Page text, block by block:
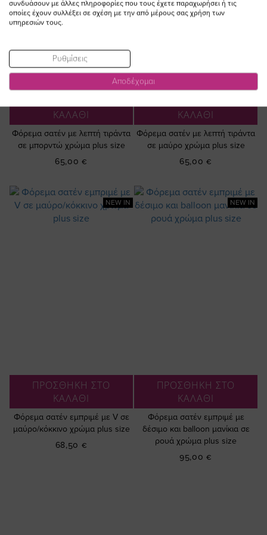
ΚΑΛΑΘΙ
Φόρεμα σατέν με λεπτή τιράντα
σε μπορντώ χρώμα plus size
65,00 €
ΚΑΛΑΘΙ
Φόρεμα σατέν με λεπτή τιράντα
σε μαύρο χρώμα plus size
65,00 €
NEW IN
ΠΡΟΣΘΗΚΗ ΣΤΟ
ΚΑΛΑΘΙ
Φόρεμα σατέν εμπριμέ με V σε
μαύρο/κόκκινο χρώμα plus size
68,50 €
NEW IN
ΠΡΟΣΘΗΚΗ ΣΤΟ
ΚΑΛΑΘΙ
Φόρεμα σατέν εμπριμέ με
δέσιμο και balloon μανίκια σε
ρουά χρώμα plus size
95,00 €
συνδυάσουν με άλλες πληροφορίες που τους έχετε παραχωρήσει ή τις
οποίες έχουν συλλέξει σε σχέση με την από μέρους σας χρήση των
υπηρεσιών τους.
Ρυθμίσεις
Αποδέχομαι